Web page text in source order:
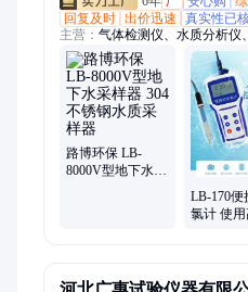
回复及时 出价迅速 真实性已
主营： 气体检测仪、水质分析仪
器、大气采样器、超声波明渠流
防护包、油气回收检测仪、离心
检测、摇床、微生物快速检测、
人防护装备、移动执法包、采样
路博环保 LB-
8000V型地下水采
LB-170便
氯计 使